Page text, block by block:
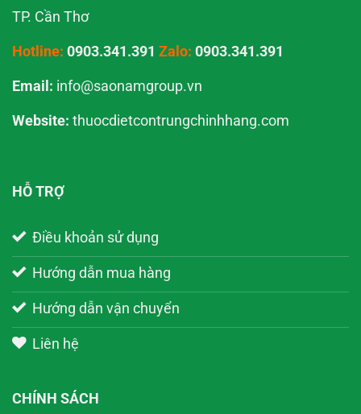
TP. Cần Thơ
Hotline: 0903.341.391 Zalo: 0903.341.391
Email: info@saonamgroup.vn
Website: thuocdietcontrungchinhhang.com
HỖ TRỢ
Điều khoản sử dụng
Hướng dẫn mua hàng
Hướng dẫn vận chuyển
Liên hệ
CHÍNH SÁCH